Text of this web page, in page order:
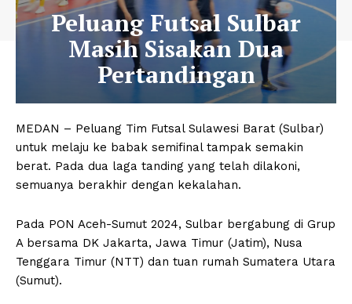
Peluang Futsal Sulbar
Masih Sisakan Dua
Pertandingan
MEDAN – Peluang Tim Futsal Sulawesi Barat (Sulbar)
untuk melaju ke babak semifinal tampak semakin
berat. Pada dua laga tanding yang telah dilakoni,
semuanya berakhir dengan kekalahan.
Pada PON Aceh-Sumut 2024, Sulbar bergabung di Grup
A bersama DK Jakarta, Jawa Timur (Jatim), Nusa
Tenggara Timur (NTT) dan tuan rumah Sumatera Utara
(Sumut).